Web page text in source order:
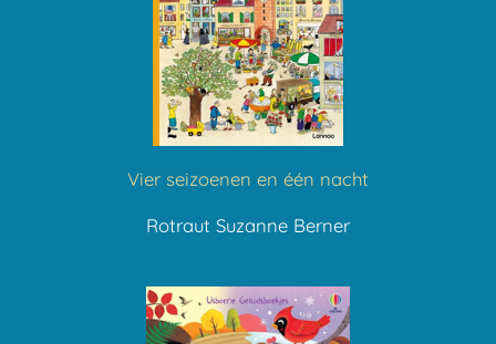
Vier seizoenen en één nacht
Rotraut Suzanne Berner